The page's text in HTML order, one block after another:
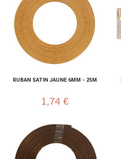
RUBAN SATIN JAUNE 6MM - 25M
1,74 €